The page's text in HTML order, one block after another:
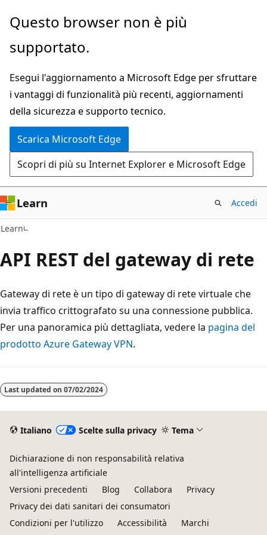
Ignora
passa
contenuto
principale
Questo browser non è più
supportato.
Esegui l'aggiornamento a Microsoft Edge per sfruttare
i vantaggi di funzionalità più recenti, aggiornamenti
della sicurezza e supporto tecnico.
Scarica Microsoft Edge
Scopri di più su Internet Explorer e Microsoft Edge
Learn Accedi
Learn
API REST del gateway di rete
Gateway di rete è un tipo di gateway di rete virtuale che
invia traffico crittografato su una connessione pubblica.
Per una panoramica più dettagliata, vedere la pagina del
prodotto Azure Gateway VPN.
lettura
disabilitata
Last updated on 07/02/2024
Italiano Scelte sulla privacy Tema
Dichiarazione di non responsabilità relativa
all'intelligenza artificiale
Versioni precedenti
Blog Collabora
Privacy
Privacy dei dati sanitari dei consumatori
Condizioni per l'utilizzo
Accessibilità
Marchi